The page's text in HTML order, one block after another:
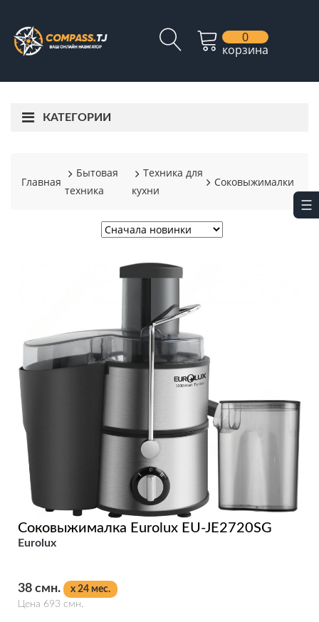
0
корзина
КАТЕГОРИИ
Главная
Бытовая
техника
Техника для
кухни
Соковыжималки
Соковыжималка Eurolux EU-JE2720SG
Eurolux
38 смн.
x 24 мес.
Цена 693 смн.